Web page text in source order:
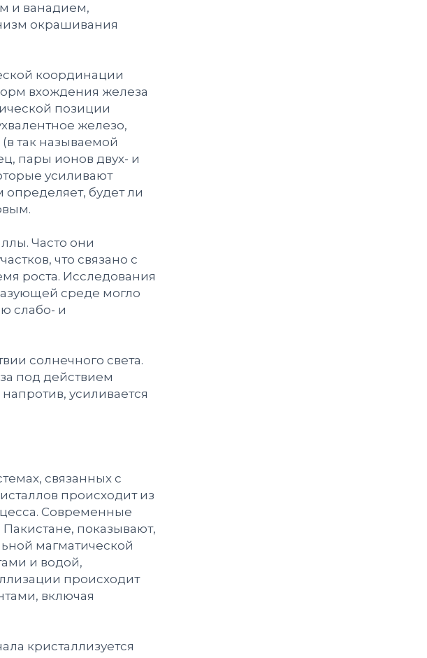
и ванадием,
окрашивания
координации
вхождения железа
позиции
железо,
так называемой
пары ионов двух- и
усиливают
будет ли
Часто они
что связано с
роста. Исследования
среде могло
слабо- и
солнечного света.
под действием
усиливается
связанных с
происходит из
Современные
показывают,
магматической
и водой,
происходит
включая
кристаллизуется